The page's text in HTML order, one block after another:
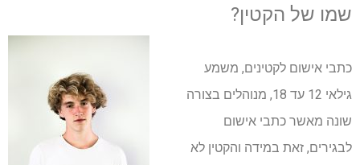
שמו של הקטין?
כתבי אישום לקטינים, משמע
גילאי 12 עד 18, מנוהלים בצורה
שונה מאשר כתבי אישום
לבגירים, זאת במידה והקטין לא